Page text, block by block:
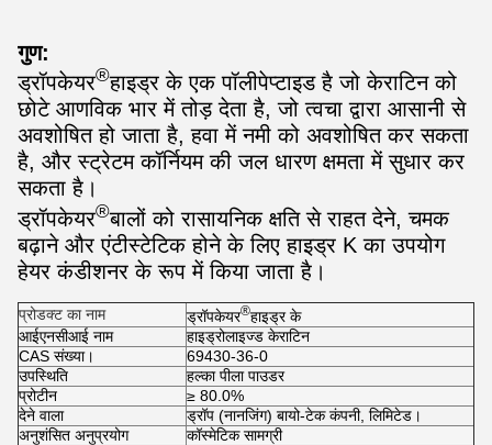
गुण:
ड्रॉपकेयर®हाइड्र के एक पॉलीपेप्टाइड है जो केराटिन को
छोटे आणविक भार में तोड़ देता है, जो त्वचा द्वारा आसानी से
अवशोषित हो जाता है, हवा में नमी को अवशोषित कर सकता
है, और स्ट्रेटम कॉर्नियम की जल धारण क्षमता में सुधार कर
सकता है।
ड्रॉपकेयर®बालों को रासायनिक क्षति से राहत देने, चमक
बढ़ाने और एंटीस्टेटिक होने के लिए हाइड्र K का उपयोग
हेयर कंडीशनर के रूप में किया जाता है।
प्रोडक्ट का नाम ड्रॉपकेयर®हाइड्र के
आईएनसीआई नाम
हाइड्रोलाइज्ड केराटिन
CAS संख्या।
69430-36-0
उपस्थिति
हल्का पीला पाउडर
प्रोटीन
≥ 80.0%
देने वाला
ड्रॉप (नानजिंग) बायो-टेक कंपनी, लिमिटेड।
अनुशंसित अनुप्रयोग
कॉस्मेटिक सामग्री